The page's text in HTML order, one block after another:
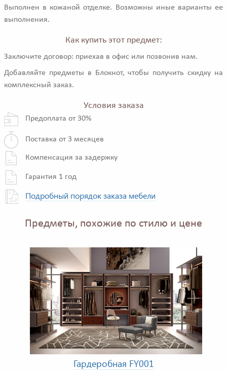
Выполнен в кожаной отделке. Возможны иные варианты ее
выполнения.
Как купить этот предмет:
Заключите договор: приехав в офис или позвонив нам.
Добавляйте предметы в Блокнот, чтобы получить скидку на
комплексный заказ.
Условия заказа
Предоплата от 30%
Поставка от 3 месяцев
Компенсация за задержку
Гарантия 1 год
Подробный порядок заказа мебели
Предметы, похожие по стилю и цене
Гардеробная FY001